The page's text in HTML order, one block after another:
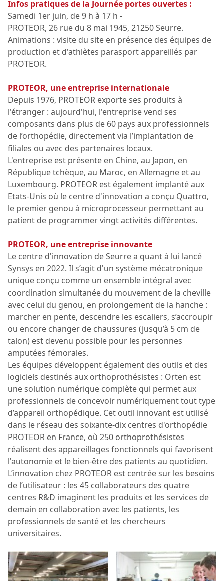
Infos pratiques de la Journée portes ouvertes :
Samedi 1er juin, de 9 h à 17 h -
PROTEOR, 26 rue du 8 mai 1945, 21250 Seurre.
Animations : visite du site en présence des équipes de
production et d'athlètes parasport appareillés par
PROTEOR.
PROTEOR, une entreprise internationale
Depuis 1976, PROTEOR exporte ses produits à
l'étranger : aujourd'hui, l'entreprise vend ses
composants dans plus de 60 pays aux professionnels
de l’orthopédie, directement via l’implantation de
filiales ou avec des partenaires locaux.
L'entreprise est présente en Chine, au Japon, en
République tchèque, au Maroc, en Allemagne et au
Luxembourg. PROTEOR est également implanté aux
Etats-Unis où le centre d'innovation a conçu Quattro,
le premier genou à microprocesseur permettant au
patient de programmer vingt activités différentes.
PROTEOR, une entreprise innovante
Le centre d'innovation de Seurre a quant à lui lancé
Synsys en 2022. Il s’agit d'un système mécatronique
unique conçu comme un ensemble intégral avec
coordination simultanée du mouvement de la cheville
avec celui du genou, en prolongement de la hanche :
marcher en pente, descendre les escaliers, s’accroupir
ou encore changer de chaussures (jusqu’à 5 cm de
talon) est devenu possible pour les personnes
amputées fémorales.
Les équipes développent également des outils et des
logiciels destinés aux orthoprothésistes : Orten est
une solution numérique complète qui permet aux
professionnels de concevoir numériquement tout type
d’appareil orthopédique. Cet outil innovant est utilisé
dans le réseau des soixante-dix centres d'orthopédie
PROTEOR en France, où 250 orthoprothésistes
réalisent des appareillages fonctionnels qui favorisent
l'autonomie et le bien-être des patients au quotidien.
L’innovation chez PROTEOR est centrée sur les besoins
de l’utilisateur : les 45 collaborateurs des quatre
centres R&D imaginent les produits et les services de
demain en collaboration avec les patients, les
professionnels de santé et les chercheurs
universitaires.